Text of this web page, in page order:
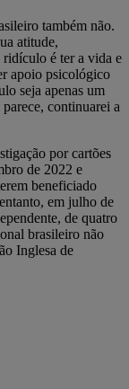
também não.
atitude,
é ter a vida e
apoio psicológico
seja apenas um
continuarei a
por cartões
de 2022 e
beneficiado
em julho de
de quatro
brasileiro não
Inglesa de